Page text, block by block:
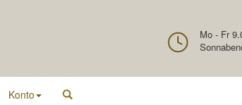
Mo - Fr
Konto